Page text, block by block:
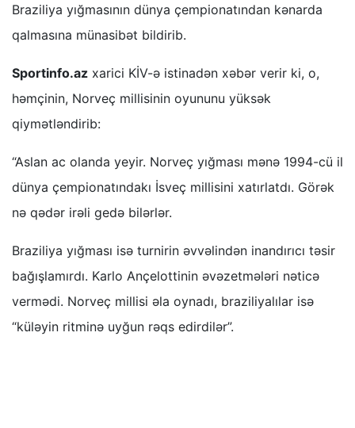
Braziliya yığmasının dünya çempionatından kənarda
qalmasına münasibət bildirib.
Sportinfo.az xarici KİV-ə istinadən xəbər verir ki, o,
həmçinin, Norveç millisinin oyununu yüksək
qiymətləndirib:
“Aslan ac olanda yeyir. Norveç yığması mənə 1994-cü il
dünya çempionatındakı İsveç millisini xatırlatdı. Görək
nə qədər irəli gedə bilərlər.
Braziliya yığması isə turnirin əvvəlindən inandırıcı təsir
bağışlamırdı. Karlo Ançelottinin əvəzetmələri nəticə
vermədi. Norveç millisi əla oynadı, braziliyalılar isə
“küləyin ritminə uyğun rəqs edirdilər”.